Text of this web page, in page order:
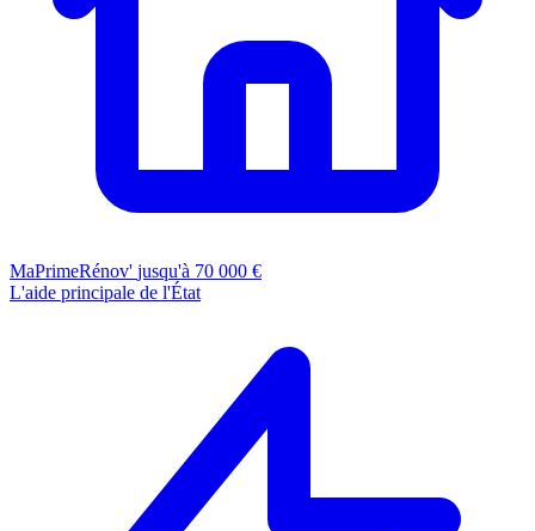
MaPrimeRénov' jusqu'à 70 000 €
L'aide principale de l'État